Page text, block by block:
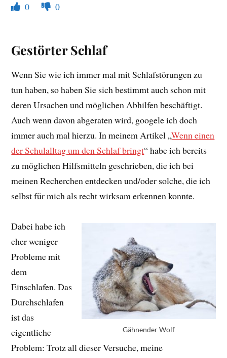
0 0
Gestörter Schlaf
Wenn Sie wie ich immer mal mit Schlafstörungen zu
tun haben, so haben Sie sich bestimmt auch schon mit
deren Ursachen und möglichen Abhilfen beschäftigt.
Auch wenn davon abgeraten wird, googele ich doch
immer auch mal hierzu. In meinem Artikel „Wenn einen
der Schulalltag um den Schlaf bringt“ habe ich bereits
zu möglichen Hilfsmitteln geschrieben, die ich bei
meinen Recherchen entdecken und/oder solche, die ich
selbst für mich als recht wirksam erkennen konnte.
Gähnender Wolf
Dabei habe ich
eher weniger
Probleme mit
dem
Einschlafen. Das
Durchschlafen
ist das
eigentliche
Problem: Trotz all dieser Versuche, meine